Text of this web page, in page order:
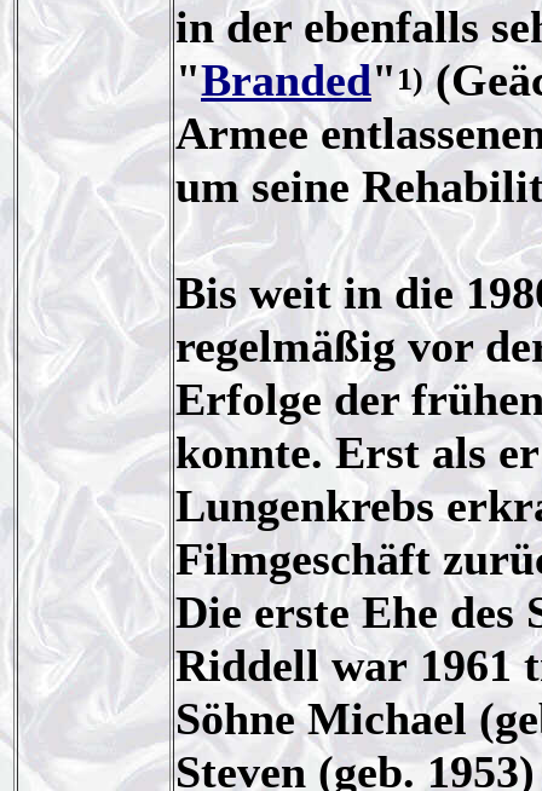
in der ebenfalls
"Branded"1)
Armee
um seine
Bis weit in die
regelmäßig vor
Erfolge der
konnte. Erst als
Lungenkrebs
Filmgeschäft
Die erste Ehe des
Riddell war 1961
Söhne Michael
Steven (geb.